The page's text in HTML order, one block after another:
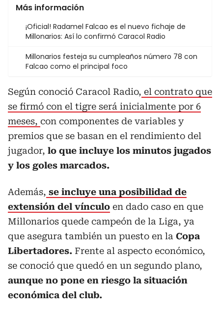
Más información
¡Oficial! Radamel Falcao es el nuevo fichaje de
Millonarios: Así lo confirmó Caracol Radio
Millonarios festeja su cumpleaños número 78 con
Falcao como el principal foco
Según conoció Caracol Radio, el contrato que
se firmó con el tigre será inicialmente por 6
meses, con componentes de variables y
premios que se basan en el rendimiento del
jugador, lo que incluye los minutos jugados
y los goles marcados.
Además, se incluye una posibilidad de
extensión del vínculo en dado caso en que
Millonarios quede campeón de la Liga, ya
que asegura también un puesto en la Copa
Libertadores. Frente al aspecto económico,
se conoció que quedó en un segundo plano,
aunque no pone en riesgo la situación
económica del club.